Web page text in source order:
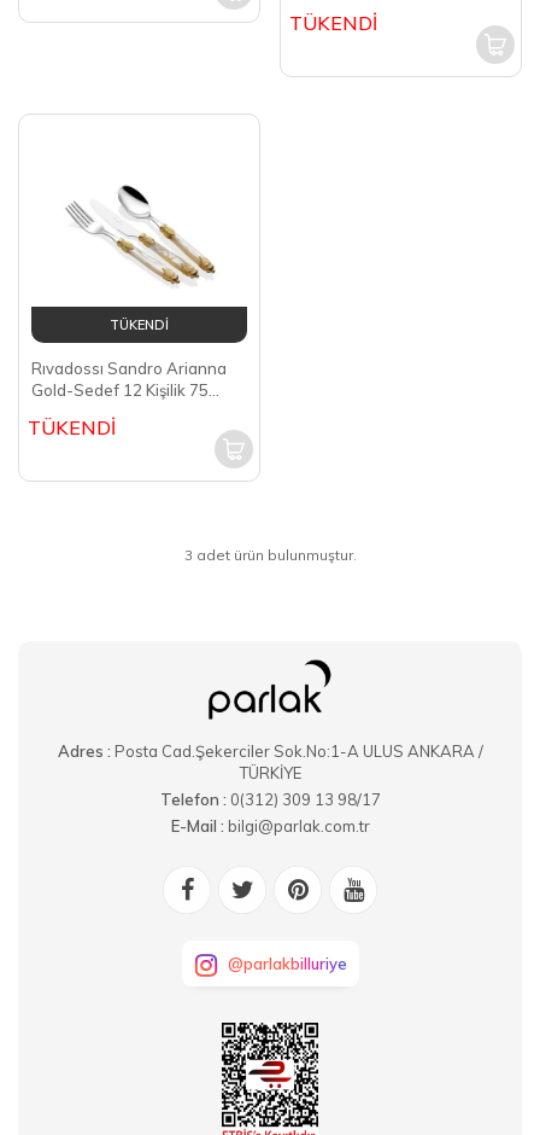
Takımı ICRS17CR75A02
TÜKENDİ
TÜKENDİ
Rıvadossı Sandro Arianna
Gold-Sedef 12 Kişilik 75
Takımı ICRS17GO75A12
TÜKENDİ
3 adet ürün bulunmuştur.
Adres : Posta Cad.Şekerciler Sok.No:1-A ULUS ANKARA /
TÜRKİYE
Telefon : 0(312) 309 13 98/17
E-Mail : bilgi@parlak.com.tr
@parlakbilluriye